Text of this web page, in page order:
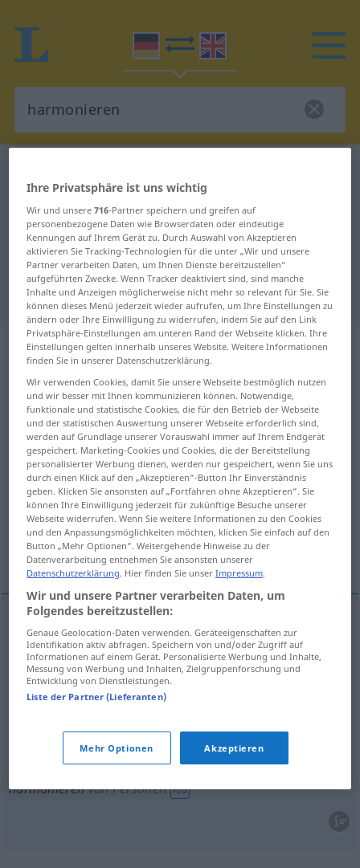
Deutsch-Englisch Übersetzung für
"harmonieren"
"harmonieren" Englisch
Übersetzung
„harmonieren“: intransitives Verb
harmonieren [harmoˈniːrən]v/i <keinge-;h>
Übersicht aller Übersetzungen
(Für mehr Details die Übersetzung anklicken/antippen)
harmonize -s-
harmonize -s-, go together, be in tune
get on well together (
harmonizea.-s- BR harmonieren MUS
harmonizea.-s-,go together
on (well)together(odwitheachother) BR
harmonierenvon Personen FIG
Ihre Privatsphäre ist uns wichtig
Wir und unsere716-Partner speichern und greifen auf
personenbezogene Daten wie Browserdaten oder eindeutige
Kennungen auf Ihrem Gerät zu. Durch Auswahl von Akzeptieren
aktivieren Sie Tracking-Technologien für die unter „Wir und unsere
Partner verarbeiten Daten, um Ihnen Dienste bereitzustellen“
aufgeführten Zwecke. Wenn Tracker deaktiviert sind, sind manche
Inhalte und Anzeigen möglicherweise nicht mehr so relevant für Sie. Sie
können dieses Menü jederzeit wieder aufrufen, um Ihre Einstellungen zu
ändern oder Ihre Einwilligung zu widerrufen, indem Sie auf den Link
Privatsphäre-Einstellungen am unteren Rand der Webseite klicken. Ihre
Einstellungen gelten innerhalb unseres Website. Weitere Informationen
finden Sie in unserer Datenschutzerklärung.
Wir verwenden Cookies, damit Sie unsere Webseite bestmöglich nutzen
und wir besser mit Ihnen kommunizieren können. Notwendige,
funktionale und statistische Cookies, die für den Betrieb der Webseite
und der statistischen Auswertung unserer Webseite erforderlich sind,
werden auf Grundlage unserer Vorauswahl immer auf Ihrem Endgerät
gespeichert. Marketing-Cookies und Cookies, die der Bereitstellung
personalisierter Werbung dienen, werden nur gespeichert, wenn Sie uns
durch einen Klick auf den „Akzeptieren“-Button Ihr Einverständnis
geben. Klicken Sie ansonsten auf „Fortfahren ohne Akzeptieren“. Sie
können Ihre Einwilligung jederzeit für zukünftige Besuche unserer
Webseite widerrufen. Wenn Sie weitere Informationen zu den Cookies
und den Anpassungsmöglichkeiten möchten, klicken Sie einfach auf den
Button „Mehr Optionen“. Weitergehende Hinweise zu der
Datenverarbeitung entnehmen Sie ansonsten unserer
Datenschutzerklärung. Hier finden Sie unserImpressum.
Wir und unsere Partner verarbeiten Daten, um
Folgendes bereitzustellen:
Genaue Geolocation-Daten verwenden. Geräteeigenschaften zur
Identifikation aktiv abfragen. Speichern von und/oder Zugriff auf
Informationen auf einem Gerät. Personalisierte Werbung und Inhalte,
Messung von Werbung und Inhalten, Zielgruppenforschung und
Entwicklung von Dienstleistungen.
Liste der Partner (Lieferanten)
Mehr Optionen Akzeptieren